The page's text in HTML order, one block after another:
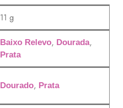
11 g
Baixo Relevo, Dourada,
Prata
Dourado, Prata